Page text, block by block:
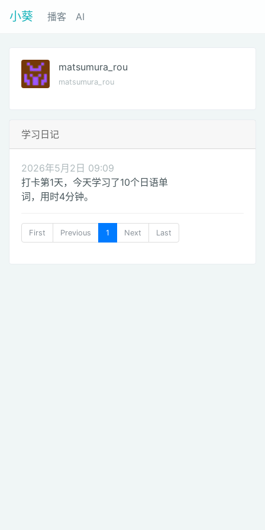
小葵 播客 AI
matsumura_rou
matsumura_rou
学习日记
2026年5月2日 09:09
打卡第1天，今天学习了10个日语单
词，用时4分钟。
First Previous 1 Next Last